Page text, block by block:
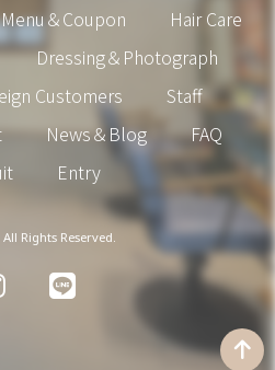
Menu＆Coupon
Hair Care
Dressing＆Photograph
Customers
Staff
News＆Blog
FAQ
Entry
Rights Reserved.